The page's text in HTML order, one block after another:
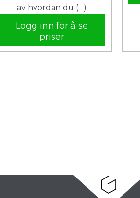
av hvordan du (…)
Logg inn for å se
priser